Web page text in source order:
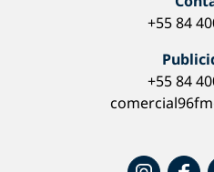
+55 84
+55 84